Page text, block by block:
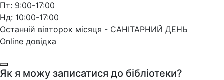
Пт: 9:00-17:00
Нд: 10:00-17:00
Останній вівторок місяця - САНІТАРНИЙ ДЕНЬ
Online довідка
Як я можу записатися до бібліотеки?